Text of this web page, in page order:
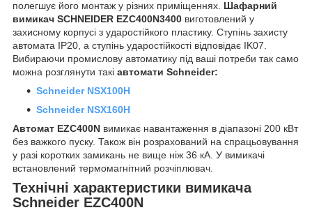
полегшує його монтаж у різних приміщеннях. Шафарний
вимикач SCHNEIDER EZC400N3400 виготовлений у
захисному корпусі з ударостійкого пластику. Ступінь захисту
автомата IP20, а ступінь ударостійкості відповідає IK07.
Вибираючи промислову автоматику під ваші потреби так само
можна розглянути такі автомати Schneider:
Schneider NSX100H
Schneider NSX160H
Автомат EZC400N вимикає навантаження в діапазоні 200 кВт
без важкого пуску. Також він розрахований на спрацьовування
у разі коротких замикань не вище ніж 36 кА. У вимикачі
встановлений термомагнітний розчіплювач.
Технічні характеристики вимикача
Schneider EZC400N